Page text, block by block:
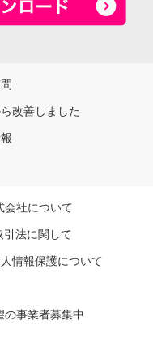
改善しました
会社について
引法に関して
情報保護について
の事業者募集中